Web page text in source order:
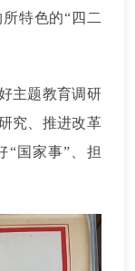
特色的“四二
主题教育调研
究、推进改革
“国家事”、担